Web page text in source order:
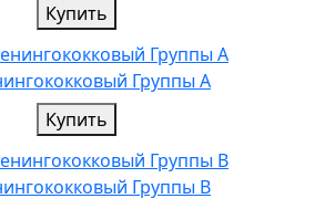
Купить
Группы А
Купить
Группы В